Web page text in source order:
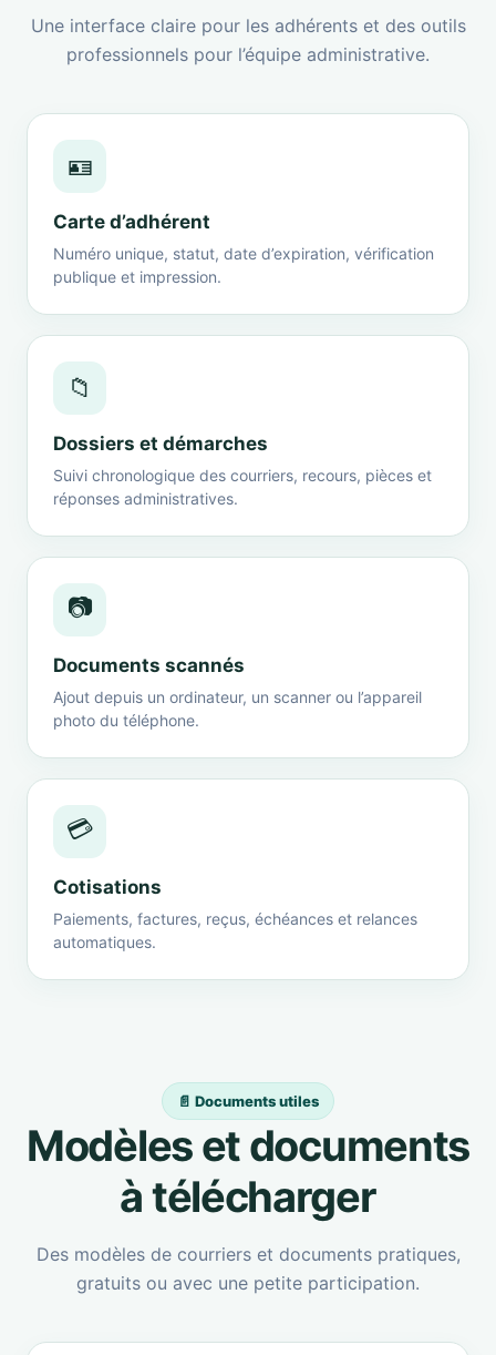
Une interface claire pour les adhérents et des outils
professionnels pour l’équipe administrative.
🪪
Carte d’adhérent
Numéro unique, statut, date d’expiration, vérification
publique et impression.
📁
Dossiers et démarches
Suivi chronologique des courriers, recours, pièces et
réponses administratives.
📷
Documents scannés
Ajout depuis un ordinateur, un scanner ou l’appareil
photo du téléphone.
💳
Cotisations
Paiements, factures, reçus, échéances et relances
automatiques.
📄 Documents utiles
Modèles et documents
à télécharger
Des modèles de courriers et documents pratiques,
gratuits ou avec une petite participation.